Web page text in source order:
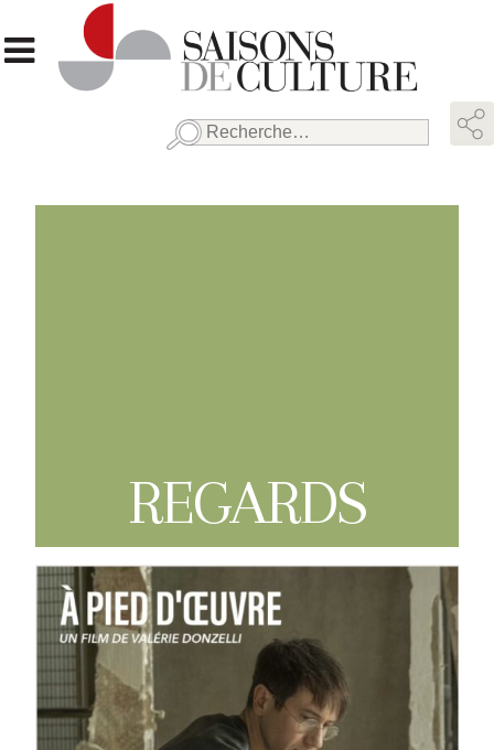
Rechercher :
REGARDS